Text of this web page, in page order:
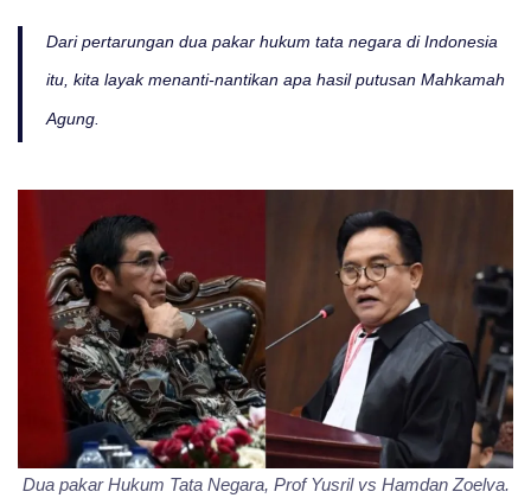
Dari pertarungan dua pakar hukum tata negara di Indonesia
itu, kita layak menanti-nantikan apa hasil putusan Mahkamah
Agung.
Dua pakar Hukum Tata Negara, Prof Yusril vs Hamdan Zoelva.